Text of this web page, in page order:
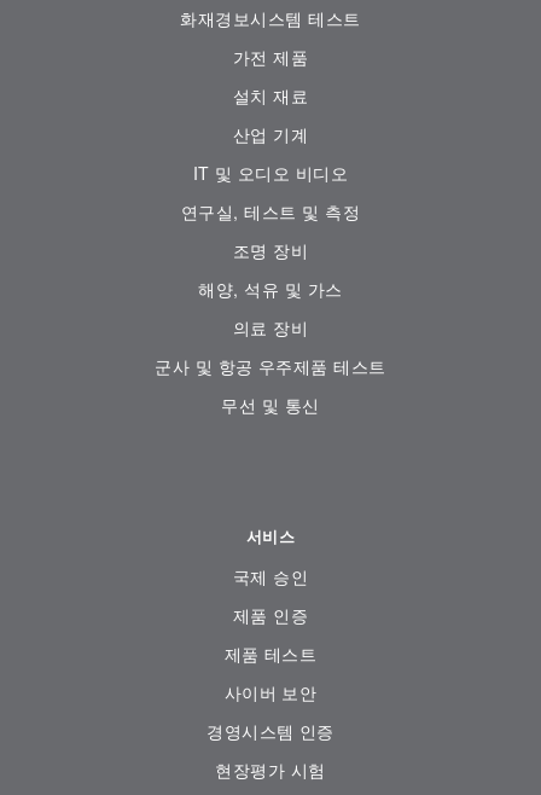
화재경보시스템 테스트
가전 ​​제품
설치 재료
산업 기계
IT 및 오디오 비디오
연구실, 테스트 및 측정
조명 장비
해양, 석유 및 가스
의료 장비
군사 및 항공 우주제품 테스트
무선 및 통신
서비스
국제 승인
제품 인증
제품 테스트
사이버 보안
경영시스템 인증
현장평가 시험